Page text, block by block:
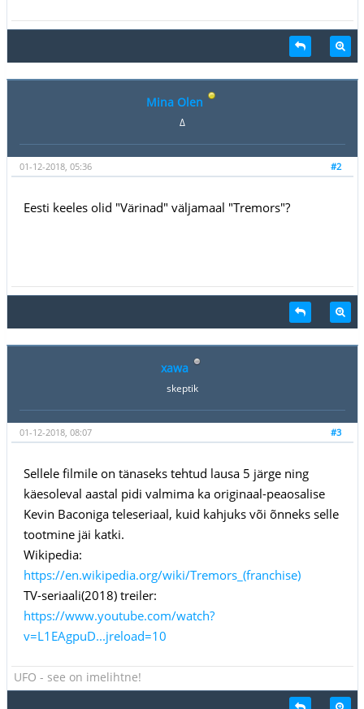
Mina Olen
∆
#2
01-12-2018, 05:36
Eesti keeles olid "Värinad" väljamaal "Tremors"?
xawa
skeptik
#3
01-12-2018, 08:07
Sellele filmile on tänaseks tehtud lausa 5 järge ning
käesoleval aastal pidi valmima ka originaal-peaosalise
Kevin Baconiga teleseriaal, kuid kahjuks või õnneks selle
tootmine jäi katki.
Wikipedia:
https://en.wikipedia.org/wiki/Tremors_(franchise)
TV-seriaali(2018) treiler:
https://www.youtube.com/watch?
v=L1EAgpuD...jreload=10
UFO - see on imelihtne!